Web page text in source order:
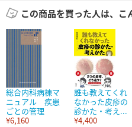
この商品を買った人は、こ
総合内科病棟マ
ニュアル 疾患
ごとの管理
¥6,160
誰も教えてくれ
なかった皮疹の
診かた・考え...
¥4,400